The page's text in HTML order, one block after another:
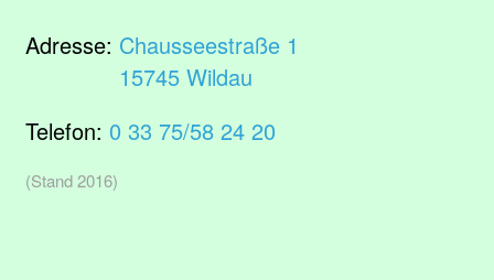
Adresse: Chausseestraße 1
15745 Wildau
Telefon: 0 33 75/58 24 20
(Stand 2016)